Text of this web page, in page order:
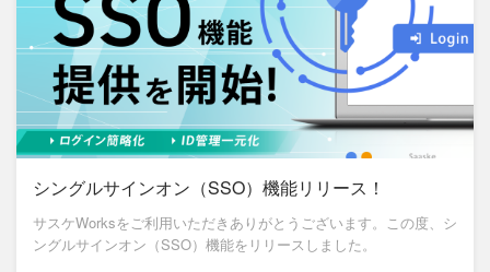
シングルサインオン（SSO）機能リリース！
サスケWorksをご利用いただきありがとうございます。この度、シ
ングルサインオン（SSO）機能をリリースしました。